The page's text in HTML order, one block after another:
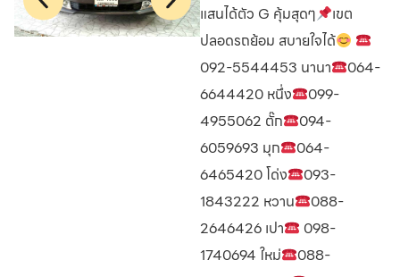
แสนได้ตัว G คุ้มสุดๆ
เขต
ปลอดรถย้อม สบายใจได้
092-5544453 นานา
064-
6644420 หนึ่ง
099-
4955062 ตั๊ก
094-
6059693 มุก
064-
6465420 โด่ง
093-
1843222 หวาน
088-
2646426 เปา
098-
1740694 ใหม่
088-